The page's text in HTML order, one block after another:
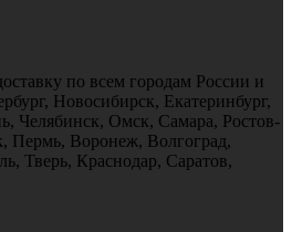
по всем городам России и
Новосибирск, Екатеринбург,
Челябинск, Омск, Самара, Ростов-
Пермь, Воронеж, Волгоград,
Тверь, Краснодар, Саратов,